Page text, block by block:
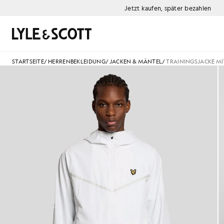
Jetzt kaufen, später bezahlen
Suchen
STARTSEITE/ HERRENBEKLEIDUNG/JACKEN & MÄNTEL/TRAININGSJACKE